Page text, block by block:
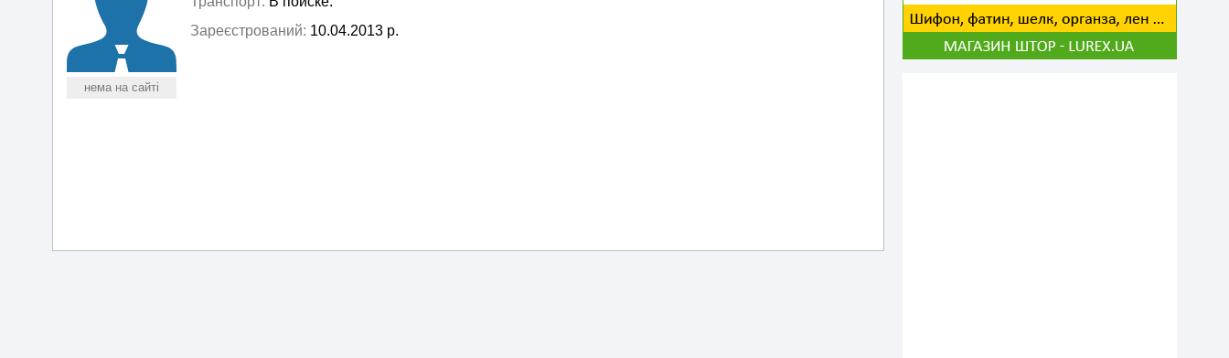
нема на сайті
Зареєстрований: 10.04.2013 р.